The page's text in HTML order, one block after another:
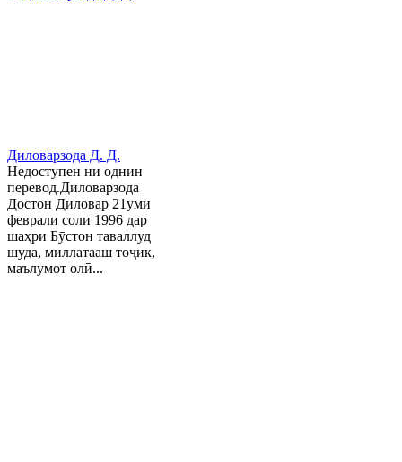
Диловарзода Д. Д.
Недоступен ни однин
перевод.Диловарзода
Достон Диловар 21уми
феврали соли 1996 дар
шаҳри Бӯстон таваллуд
шуда, миллатааш тоҷик,
маълумот олӣ...